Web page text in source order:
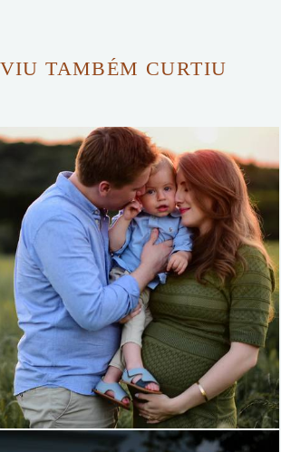
TAMBÉM CURTIU
675 15